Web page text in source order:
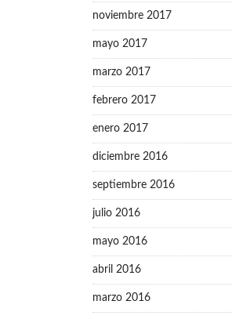
noviembre 2017
mayo 2017
marzo 2017
febrero 2017
enero 2017
diciembre 2016
septiembre 2016
julio 2016
mayo 2016
abril 2016
marzo 2016